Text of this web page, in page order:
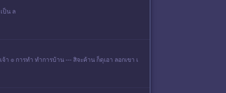
ป็น ล
๏ การทำ ทำการบ้าน --- สิจะค้าน ก็ดุเอา ลอกเขา เ